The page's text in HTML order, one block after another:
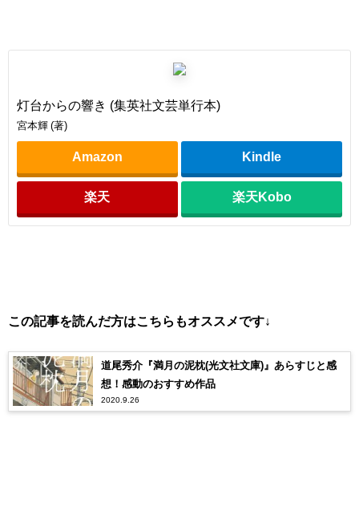
灯台からの響き (集英社文芸単行本)
宮本輝 (著)
Amazon Kindle
楽天 楽天Kobo
この記事を読んだ方はこちらもオススメです↓
道尾秀介『満月の泥枕(光文社文庫)』あらすじと感
想！感動のおすすめ作品
2020.9.26